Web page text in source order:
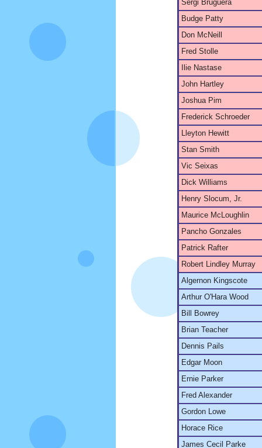
Sergi Bruguera
Budge Patty
Don McNeill
Fred Stolle
Ilie Nastase
John Hartley
Joshua Pim
Frederick Schroeder
Lleyton Hewitt
Stan Smith
Vic Seixas
Dick Williams
Henry Slocum, Jr.
Maurice McLoughlin
Pancho Gonzales
Patrick Rafter
Robert Lindley Murray
Algernon Kingscote
Arthur O'Hara Wood
Bill Bowrey
Brian Teacher
Dennis Pails
Edgar Moon
Ernie Parker
Fred Alexander
Gordon Lowe
Horace Rice
James Cecil Parke